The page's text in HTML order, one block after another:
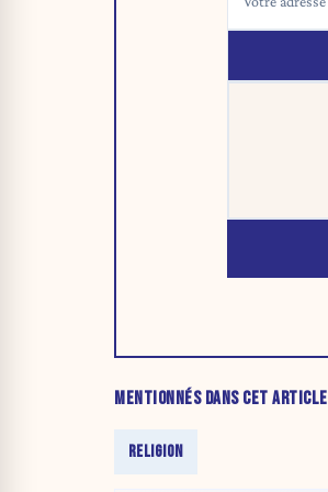
MENTIONNÉS DANS CET ARTICLE
RELIGION